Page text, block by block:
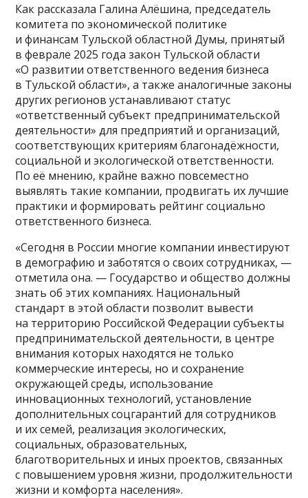
Как рассказала Галина Алёшина, председатель
комитета по экономической политике
и финансам Тульской областной Думы, принятый
в феврале 2025 года закон Тульской области
«О развитии ответственного ведения бизнеса
в Тульской области», а также аналогичные законы
других регионов устанавливают статус
«ответственный субъект предпринимательской
деятельности» для предприятий и организаций,
соответствующих критериям благонадёжности,
социальной и экологической ответственности.
По её мнению, крайне важно повсеместно
выявлять такие компании, продвигать их лучшие
практики и формировать рейтинг социально
ответственного бизнеса.
«Сегодня в России многие компании инвестируют
в демографию и заботятся о своих сотрудниках, —
отметила она. — Государство и общество должны
знать об этих компаниях. Национальный
стандарт в этой области позволит вывести
на территорию Российской Федерации субъекты
предпринимательской деятельности, в центре
внимания которых находятся не только
коммерческие интересы, но и сохранение
окружающей среды, использование
инновационных технологий, установление
дополнительных соцгарантий для сотрудников
и их семей, реализация экологических,
социальных, образовательных,
благотворительных и иных проектов, связанных
с повышением уровня жизни, продолжительности
жизни и комфорта населения».